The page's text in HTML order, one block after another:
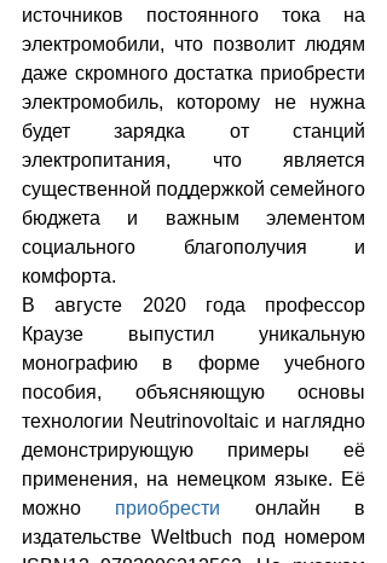
источников постоянного тока на
электромобили, что позволит людям
даже скромного достатка приобрести
электромобиль, которому не нужна
будет зарядка от станций
электропитания, что является
существенной поддержкой семейного
бюджета и важным элементом
социального благополучия и
комфорта.
В августе 2020 года профессор
Краузе выпустил уникальную
монографию в форме учебного
пособия, объясняющую основы
технологии Neutrinovoltaic и наглядно
демонстрирующую примеры её
применения, на немецком языке. Её
можно приобрести онлайн в
издательстве Weltbuch под номером